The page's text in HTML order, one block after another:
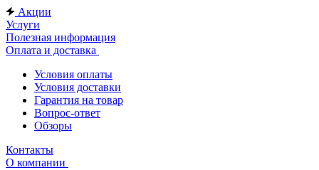
Акции
Услуги
Полезная информация
Оплата и доставка
Условия оплаты
Условия доставки
Гарантия на товар
Вопрос-ответ
Обзоры
Контакты
О компании